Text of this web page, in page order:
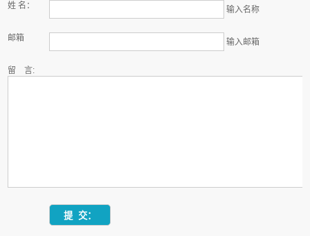
姓 名： 输入名称
邮箱 输入邮箱
留 言: